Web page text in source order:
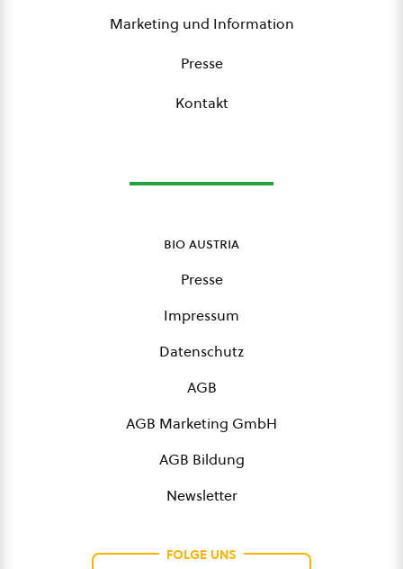
Marketing und Information
Presse
Kontakt
bio austria
Presse
Impressum
Datenschutz
AGB
AGB Marketing GmbH
AGB Bildung
Newsletter
FOLGE UNS